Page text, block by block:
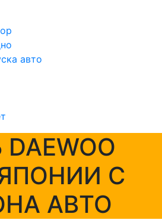
авто
ЯПОНИИ С
АВТО